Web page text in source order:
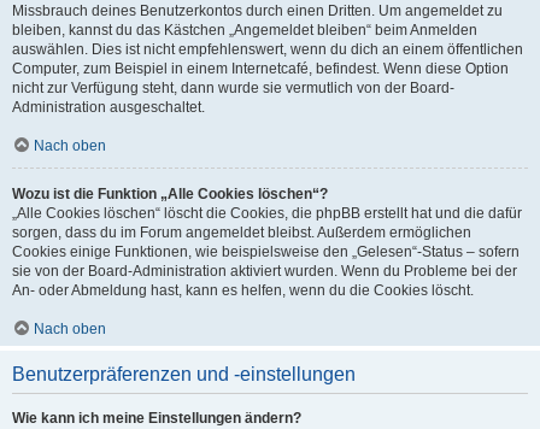
Missbrauch deines Benutzerkontos durch einen Dritten. Um angemeldet zu
bleiben, kannst du das Kästchen „Angemeldet bleiben“ beim Anmelden
auswählen. Dies ist nicht empfehlenswert, wenn du dich an einem öffentlichen
Computer, zum Beispiel in einem Internetcafé, befindest. Wenn diese Option
nicht zur Verfügung steht, dann wurde sie vermutlich von der Board-
Administration ausgeschaltet.
Nach oben
Wozu ist die Funktion „Alle Cookies löschen“?
„Alle Cookies löschen“ löscht die Cookies, die phpBB erstellt hat und die dafür
sorgen, dass du im Forum angemeldet bleibst. Außerdem ermöglichen
Cookies einige Funktionen, wie beispielsweise den „Gelesen“-Status – sofern
sie von der Board-Administration aktiviert wurden. Wenn du Probleme bei der
An- oder Abmeldung hast, kann es helfen, wenn du die Cookies löscht.
Nach oben
Benutzerpräferenzen und -einstellungen
Wie kann ich meine Einstellungen ändern?